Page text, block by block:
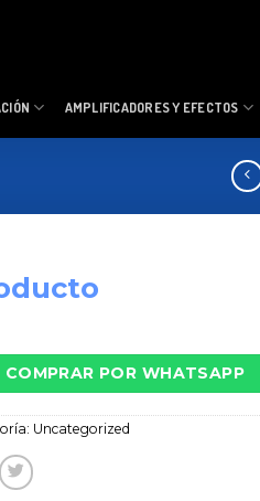
AMPLIFICADORES Y EFECTOS
COMPRAR POR WHATSAPP
Uncategorized